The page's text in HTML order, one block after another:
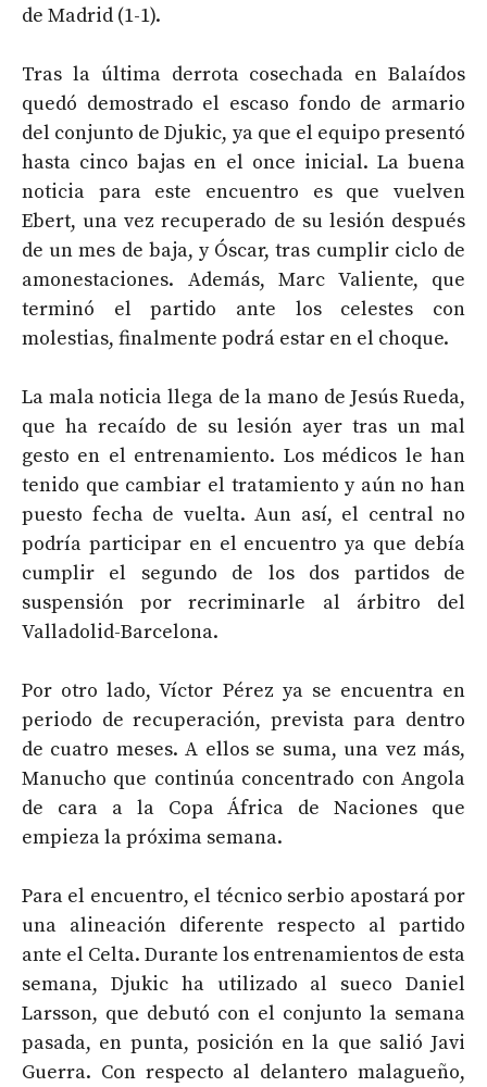
de Madrid (1-1).
Tras la última derrota cosechada en Balaídos
quedó demostrado el escaso fondo de armario
del conjunto de Djukic, ya que el equipo presentó
hasta cinco bajas en el once inicial. La buena
noticia para este encuentro es que vuelven
Ebert, una vez recuperado de su lesión después
de un mes de baja, y Óscar, tras cumplir ciclo de
amonestaciones. Además, Marc Valiente, que
terminó el partido ante los celestes con
molestias, finalmente podrá estar en el choque.
La mala noticia llega de la mano de Jesús Rueda,
que ha recaído de su lesión ayer tras un mal
gesto en el entrenamiento. Los médicos le han
tenido que cambiar el tratamiento y aún no han
puesto fecha de vuelta. Aun así, el central no
podría participar en el encuentro ya que debía
cumplir el segundo de los dos partidos de
suspensión por recriminarle al árbitro del
Valladolid-Barcelona.
Por otro lado, Víctor Pérez ya se encuentra en
periodo de recuperación, prevista para dentro
de cuatro meses. A ellos se suma, una vez más,
Manucho que continúa concentrado con Angola
de cara a la Copa África de Naciones que
empieza la próxima semana.
Para el encuentro, el técnico serbio apostará por
una alineación diferente respecto al partido
ante el Celta. Durante los entrenamientos de esta
semana, Djukic ha utilizado al sueco Daniel
Larsson, que debutó con el conjunto la semana
pasada, en punta, posición en la que salió Javi
Guerra. Con respecto al delantero malagueño,